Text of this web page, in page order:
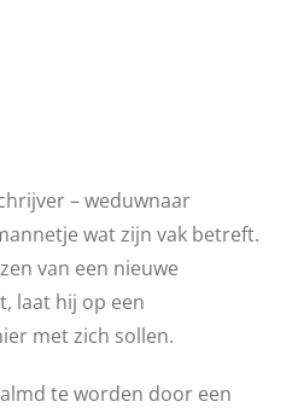
– weduwnaar
wat zijn vak betreft.
van een nieuwe
laat hij op een
met zich sollen.
te worden door een